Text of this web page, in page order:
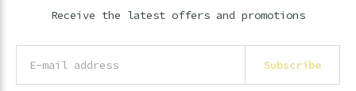
Receive the latest offers and promotions
Subscribe